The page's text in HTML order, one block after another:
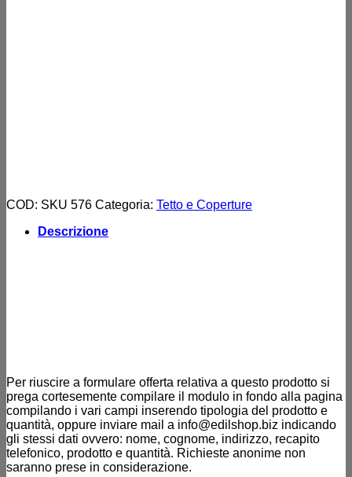
COD: SKU 576 Categoria: Tetto e Coperture
Descrizione
Per riuscire a formulare offerta relativa a questo prodotto si
prega cortesemente compilare il modulo in fondo alla pagina
compilando i vari campi inserendo tipologia del prodotto e
quantità, oppure inviare mail a info@edilshop.biz indicando
gli stessi dati ovvero: nome, cognome, indirizzo, recapito
telefonico, prodotto e quantità. Richieste anonime non
saranno prese in considerazione.